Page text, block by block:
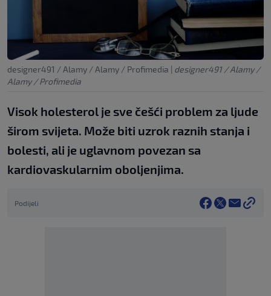
designer491 / Alamy / Alamy / Profimedia | designer491 / Alamy /
Alamy / Profimedia
Visok holesterol je sve češći problem za ljude
širom svijeta. Može biti uzrok raznih stanja i
bolesti, ali je uglavnom povezan sa
kardiovaskularnim oboljenjima.
Podijeli